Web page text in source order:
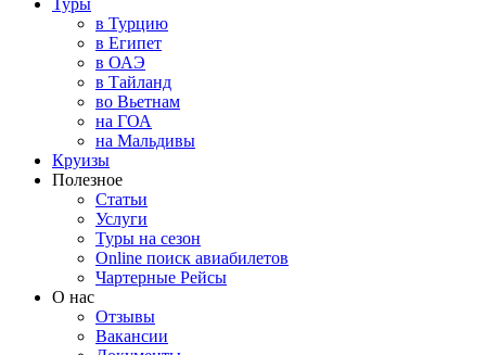
Туры
в Турцию
в Египет
в ОАЭ
в Тайланд
во Вьетнам
на ГОА
на Мальдивы
Круизы
Полезное
Статьи
Услуги
Туры на сезон
Online поиск авиабилетов
Чартерные Рейсы
О нас
Отзывы
Вакансии